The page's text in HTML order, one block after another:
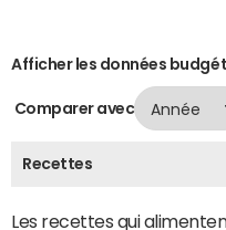
Afficher les données
Comparer avec
Recettes
Les recettes qui